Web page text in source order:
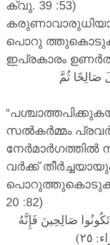
ക്വു. 39 :53)
പൊറു
ഇപ്രകാരം
صَالِحًا ثُمَّ
സൽകർമ്മം
നേർമാർഗത്തിൽ
വർക്ക്
20 :82)
صَالِحِينَ فَإِنَّهُ
٢٥)